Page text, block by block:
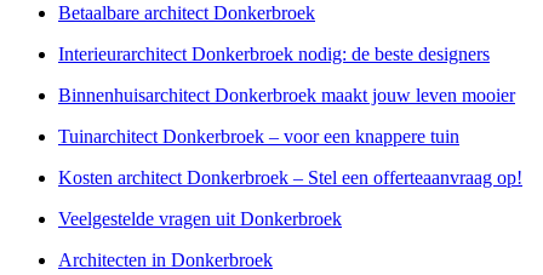
Betaalbare architect Donkerbroek
Interieurarchitect Donkerbroek nodig: de beste designers
Binnenhuisarchitect Donkerbroek maakt jouw leven mooier
Tuinarchitect Donkerbroek – voor een knappere tuin
Kosten architect Donkerbroek – Stel een offerteaanvraag op!
Veelgestelde vragen uit Donkerbroek
Architecten in Donkerbroek